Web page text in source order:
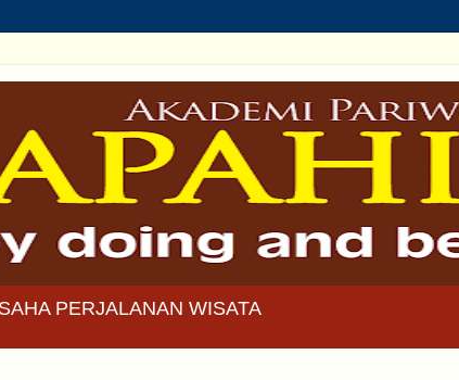
PERJALANAN WISATA